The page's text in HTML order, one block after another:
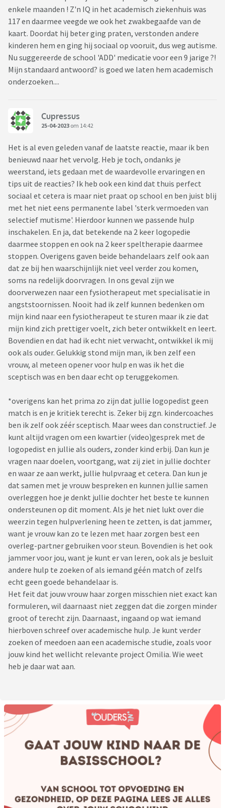
enkele maanden ! Z'n IQ in het academisch ziekenhuis was
117 en daarmee veegde we ook het zwakbegaafde van de
kaart. Doordat hij beter ging praten, verstonden andere
kinderen hem en ging hij sociaal op vooruit, dus weg autisme.
Nu suggereerde de school 'ADD' medicatie voor een 9 jarige ?!
Mijn standaard antwoord? is goed we laten hem academisch
onderzoeken....
Cupressus
25-04-2023 om 14:42
Het is al even geleden vanaf de laatste reactie, maar ik ben
benieuwd naar het vervolg. Heb je toch, ondanks je
weerstand, iets gedaan met de waardevolle ervaringen en
tips uit de reacties? Ik heb ook een kind dat thuis perfect
sociaal et cetera is maar niet praat op school en ben juist blij
met het niet eens permanente label 'sterk vermoeden van
selectief mutisme'. Hierdoor kunnen we passende hulp
inschakelen. En ja, dat betekende na 2 keer logopedie
daarmee stoppen en ook na 2 keer speltherapie daarmee
stoppen. Overigens gaven beide behandelaars zelf ook aan
dat ze bij hen waarschijnlijk niet veel verder zou komen,
soms na redelijk doorvragen. In ons geval zijn we
doorverwezen naar een fysiotherapeut met specialisatie in
angststoornissen. Nooit had ik zelf kunnen bedenken om
mijn kind naar een fysiotherapeut te sturen maar ik zie dat
mijn kind zich prettiger voelt, zich beter ontwikkelt en leert.
Bovendien en dat had ik echt niet verwacht, ontwikkel ik mij
ook als ouder. Gelukkig stond mijn man, ik ben zelf een
vrouw, al meteen opener voor hulp en was ik het die
sceptisch was en ben daar echt op teruggekomen.
*overigens kan het prima zo zijn dat jullie logopedist geen
match is en je kritiek terecht is. Zeker bij zgn. kindercoaches
ben ik zelf ook zéér sceptisch. Maar wees dan constructief. Je
kunt altijd vragen om een kwartier (video)gesprek met de
logopedist en jullie als ouders, zonder kind erbij. Dan kun je
vragen naar doelen, voortgang, wat zij ziet in jullie dochter
en waar ze aan werkt, jullie hulpvraag et cetera. Dan kun je
dat samen met je vrouw bespreken en kunnen jullie samen
overleggen hoe je denkt jullie dochter het beste te kunnen
ondersteunen op dit moment. Als je het niet lukt over die
weerzin tegen hulpverlening heen te zetten, is dat jammer,
want je vrouw kan zo te lezen met haar zorgen best een
overleg-partner gebruiken voor steun. Bovendien is het ook
jammer voor jou, want je kunt er van leren, ook als je besluit
andere hulp te zoeken of als iemand géén match of zelfs
echt geen goede behandelaar is.
Het feit dat jouw vrouw haar zorgen misschien niet exact kan
formuleren, wil daarnaast niet zeggen dat die zorgen minder
groot of terecht zijn. Daarnaast, ingaand op wat iemand
hierboven schreef over academische hulp. Je kunt verder
zoeken of meedoen aan een academische studie, zoals voor
jouw kind het wellicht relevante project Omilia. Wie weet
heb je daar wat aan.